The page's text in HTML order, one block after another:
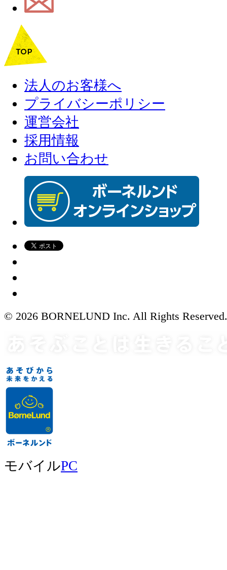
法人のお客様へ
プライバシーポリシー
運営会社
採用情報
お問い合わせ
© 2026 BORNELUND Inc. All Rights Reserved.
モバイルPC